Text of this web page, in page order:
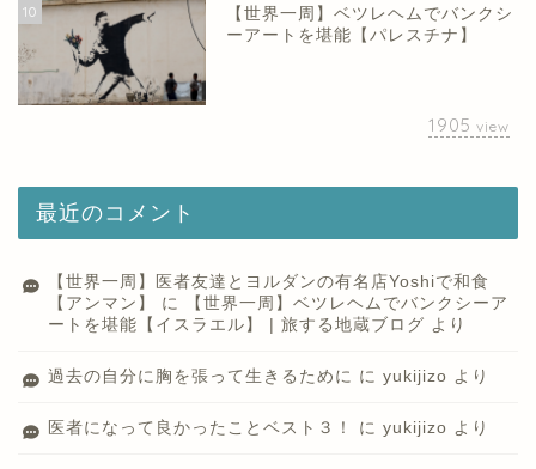
10
【世界一周】ベツレヘムでバンクシ
ーアートを堪能【パレスチナ】
1905 view
最近のコメント
【世界一周】医者友達とヨルダンの有名店Yoshiで和食
【アンマン】
に
【世界一周】ベツレヘムでバンクシーア
ートを堪能【イスラエル】 | 旅する地蔵ブログ より
過去の自分に胸を張って生きるために に yukijizo より
医者になって良かったことベスト３！ に yukijizo より